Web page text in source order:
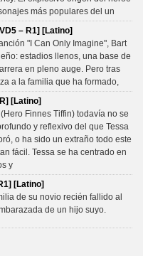
más populares del un
– R1] [Latino]
"I Can Only Imagine", Bart
estadios llenos, una base de
en pleno auge. Pero tras
a la familia que ha formado,
[Latino]
Finnes Tiffin) todavía no se
y reflexivo del que Tessa
o ha sido un extraño todo este
fácil. Tessa se ha centrado en
y
[Latino]
de su novio recién fallido al
de un hijo suyo.